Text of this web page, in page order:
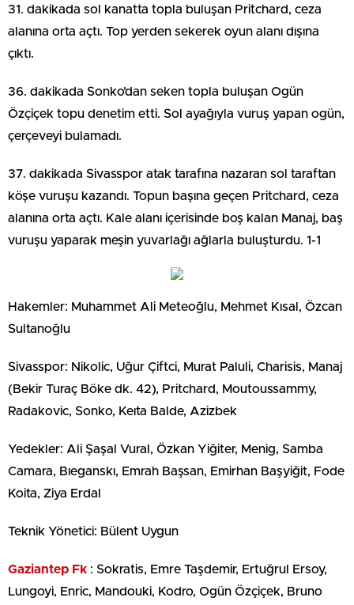
31. dakikada sol kanatta topla buluşan Pritchard, ceza
alanına orta açtı. Top yerden sekerek oyun alanı dışına
çıktı.
36. dakikada Sonko’dan seken topla buluşan Ogün
Özçiçek topu denetim etti. Sol ayağıyla vuruş yapan ogün,
çerçeveyi bulamadı.
37. dakikada Sivasspor atak tarafına nazaran sol taraftan
köşe vuruşu kazandı. Topun başına geçen Pritchard, ceza
alanına orta açtı. Kale alanı içerisinde boş kalan Manaj, baş
vuruşu yaparak meşin yuvarlağı ağlarla buluşturdu. 1-1
Hakemler: Muhammet Ali Meteoğlu, Mehmet Kısal, Özcan
Sultanoğlu
Sivasspor: Nikolic, Uğur Çiftci, Murat Paluli, Charisis, Manaj
(Bekir Turaç Böke dk. 42), Pritchard, Moutoussammy,
Radakovic, Sonko, Keıta Balde, Azizbek
Yedekler: Ali Şaşal Vural, Özkan Yiğiter, Menig, Samba
Camara, Bıeganskı, Emrah Başsan, Emirhan Başyiğit, Fode
Koita, Ziya Erdal
Teknik Yönetici: Bülent Uygun
Gaziantep Fk : Sokratis, Emre Taşdemir, Ertuğrul Ersoy,
Lungoyi, Enric, Mandouki, Kodro, Ogün Özçiçek, Bruno